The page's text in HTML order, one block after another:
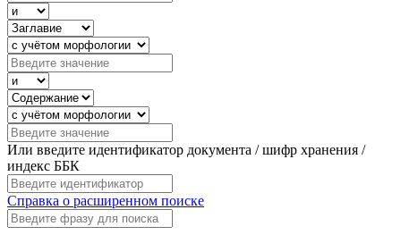
Или введите идентификатор документа / шифр хранения /
индекс ББК
Справка о расширенном поиске